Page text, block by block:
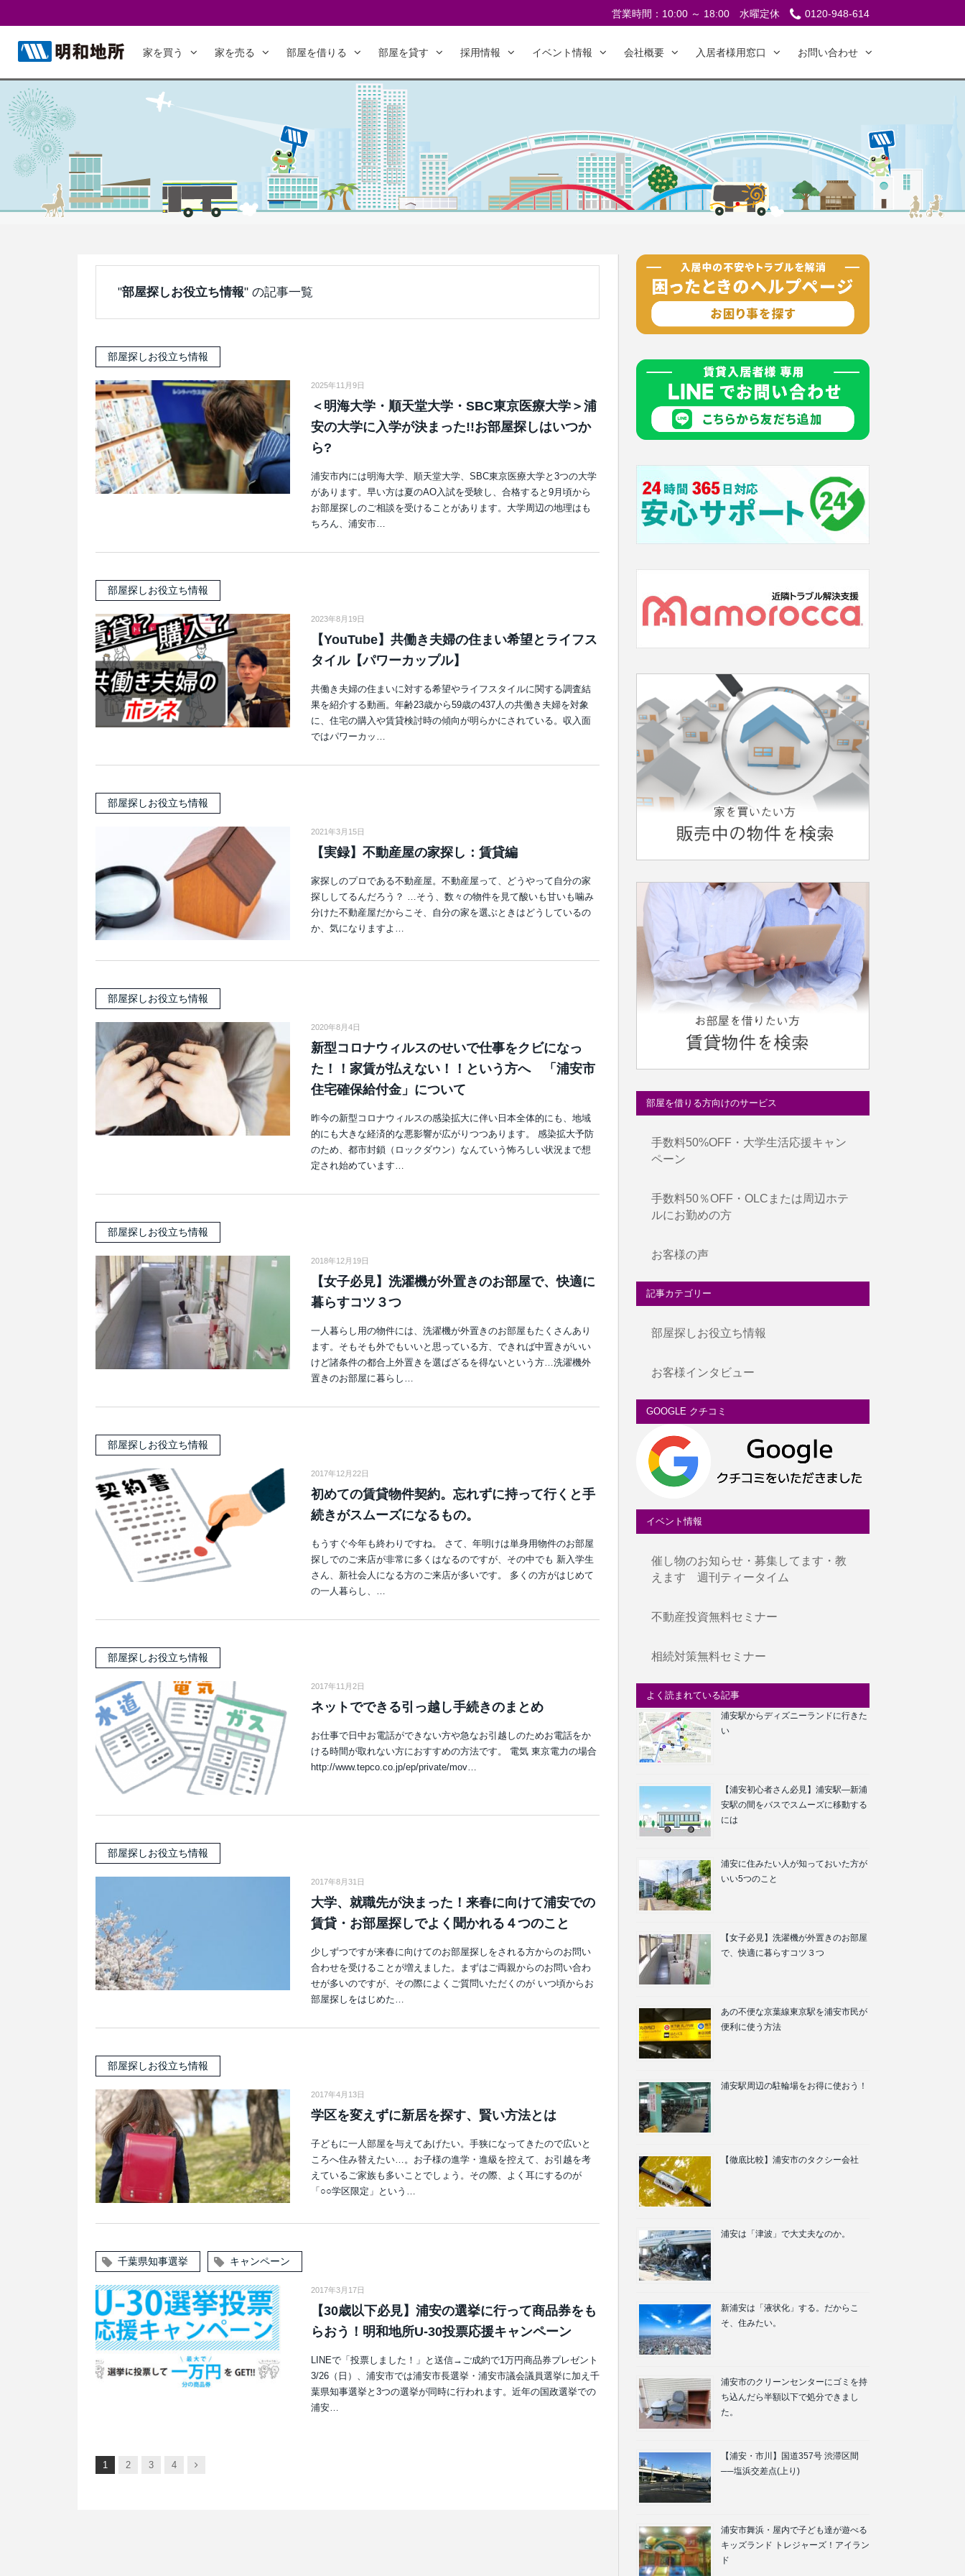
営業時間：10:00 ～ 18:00 水曜定休 0120-948-614
家を買う 家を売る 部屋を借りる 部屋を貸す 採用情報 イベント情報 会社概要 入居者様用窓口 お問い合わせ
"部屋探しお役立ち情報" の記事一覧
部屋探しお役立ち情報
2025年11月9日
＜明海大学・順天堂大学・SBC東京医療大学＞浦
安の大学に入学が決まった!!お部屋探しはいつか
ら?
浦安市内には明海大学、順天堂大学、SBC東京医療大学と3つの大学
があります。早い方は夏のAO入試を受験し、合格すると9月頃から
お部屋探しのご相談を受けることがあります。大学周辺の地理はも
ちろん、浦安市…
部屋探しお役立ち情報
2023年8月19日
【YouTube】共働き夫婦の住まい希望とライフス
タイル【パワーカップル】
共働き夫婦の住まいに対する希望やライフスタイルに関する調査結
果を紹介する動画。年齢23歳から59歳の437人の共働き夫婦を対象
に、住宅の購入や賃貸検討時の傾向が明らかにされている。収入面
ではパワーカッ…
部屋探しお役立ち情報
2021年3月15日
【実録】不動産屋の家探し：賃貸編
家探しのプロである不動産屋。不動産屋って、どうやって自分の家
探ししてるんだろう？ …そう、数々の物件を見て酸いも甘いも噛み
分けた不動産屋だからこそ、自分の家を選ぶときはどうしているの
か、気になりますよ…
部屋探しお役立ち情報
2020年8月4日
新型コロナウィルスのせいで仕事をクビになっ
た！！家賃が払えない！！という方へ 「浦安市
住宅確保給付金」について
昨今の新型コロナウィルスの感染拡大に伴い日本全体的にも、地域
的にも大きな経済的な悪影響が広がりつつあります。 感染拡大予防
のため、都市封鎖（ロックダウン）なんていう怖ろしい状況まで想
定され始めています…
部屋探しお役立ち情報
2018年12月19日
【女子必見】洗濯機が外置きのお部屋で、快適に
暮らすコツ３つ
一人暮らし用の物件には、洗濯機が外置きのお部屋もたくさんあり
ます。そもそも外でもいいと思っている方、できれば中置きがいい
けど諸条件の都合上外置きを選ばざるを得ないという方…洗濯機外
置きのお部屋に暮らし…
部屋探しお役立ち情報
2017年12月22日
初めての賃貸物件契約。忘れずに持って行くと手
続きがスムーズになるもの。
もうすぐ今年も終わりですね。 さて、年明けは単身用物件のお部屋
探しでのご来店が非常に多くはなるのですが、その中でも 新入学生
さん、新社会人になる方のご来店が多いです。 多くの方がはじめて
の一人暮らし、…
部屋探しお役立ち情報
2017年11月2日
ネットでできる引っ越し手続きのまとめ
お仕事で日中お電話ができない方や急なお引越しのためお電話をか
ける時間が取れない方におすすめの方法です。 電気 東京電力の場合
http://www.tepco.co.jp/ep/private/mov…
部屋探しお役立ち情報
2017年8月31日
大学、就職先が決まった！来春に向けて浦安での
賃貸・お部屋探しでよく聞かれる４つのこと
少しずつですが来春に向けてのお部屋探しをされる方からのお問い
合わせを受けることが増えました。まずはご両親からのお問い合わ
せが多いのですが、その際によくご質問いただくのが いつ頃からお
部屋探しをはじめた…
部屋探しお役立ち情報
2017年4月13日
学区を変えずに新居を探す、賢い方法とは
子どもに一人部屋を与えてあげたい。手狭になってきたので広いと
ころへ住み替えたい…。お子様の進学・進級を控えて、お引越を考
えているご家族も多いことでしょう。その際、よく耳にするのが
「○○学区限定」という…
千葉県知事選挙 キャンペーン
2017年3月17日
【30歳以下必見】浦安の選挙に行って商品券をも
らおう！明和地所U-30投票応援キャンペーン
LINEで「投票しました！」と送信→ご成約で1万円商品券プレゼント
3/26（日）、浦安市では浦安市長選挙・浦安市議会議員選挙に加え千
葉県知事選挙と3つの選挙が同時に行われます。近年の国政選挙での
浦安…
1 2 3 4
次
部屋を借りる方向けのサービス
手数料50%OFF・大学生活応援キャン
ペーン
手数料50％OFF・OLCまたは周辺ホテ
ルにお勤めの方
お客様の声
記事カテゴリー
部屋探しお役立ち情報
お客様インタビュー
GOOGLE クチコミ
イベント情報
催し物のお知らせ・募集してます・教
えます 週刊ティータイム
不動産投資無料セミナー
相続対策無料セミナー
よく読まれている記事
浦安駅からディズニーランドに行きた
い
【浦安初心者さん必見】浦安駅―新浦
安駅の間をバスでスムーズに移動する
には
浦安に住みたい人が知っておいた方が
いい5つのこと
【女子必見】洗濯機が外置きのお部屋
で、快適に暮らすコツ３つ
あの不便な京葉線東京駅を浦安市民が
便利に使う方法
浦安駅周辺の駐輪場をお得に使おう！
【徹底比較】浦安市のタクシー会社
浦安は「津波」で大丈夫なのか。
新浦安は「液状化」する。だからこ
そ、住みたい。
浦安市のクリーンセンターにゴミを持
ち込んだら半額以下で処分できまし
た。
【浦安・市川】国道357号 渋滞区間
──塩浜交差点(上り)
浦安市舞浜・屋内で子ども達が遊べる
キッズランド トレジャーズ！アイラン
ド